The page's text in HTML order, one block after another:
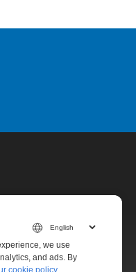
we use
and ads. By
cookie policy.